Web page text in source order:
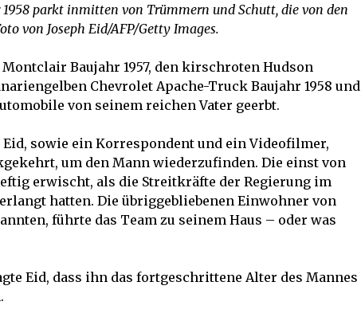
parkt inmitten von Trümmern und Schutt, die von den
von Joseph Eid/AFP/Getty Images.
Baujahr 1957, den kirschroten Hudson
Chevrolet Apache-Truck Baujahr 1958 und
von seinem reichen Vater geerbt.
Eid, sowie ein Korrespondent und ein Videofilmer,
um den Mann wiederzufinden. Die einst von
erwischt, als die Streitkräfte der Regierung im
hatten. Die übriggebliebenen Einwohner von
führte das Team zu seinem Haus – oder was
Eid, dass ihn das fortgeschrittene Alter des Mannes